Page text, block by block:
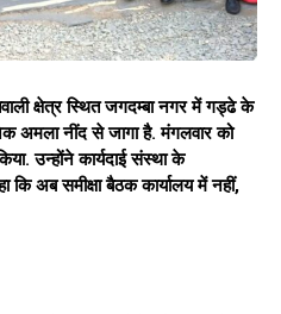
क्षेत्र स्थित जगदम्बा नगर में गड्ढे के
अमला नींद से जागा है. मंगलवार को
उन्होंने कार्यदाई संस्था के
अब समीक्षा बैठक कार्यालय में नहीं,